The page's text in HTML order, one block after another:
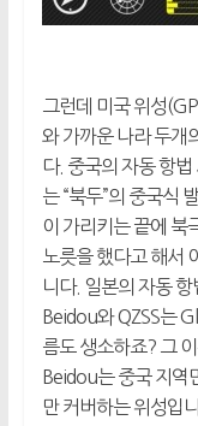
그런데 미국 위성
와 가까운 나라 두개
다. 중국의 자동 항
는 “북두”의 중국식
이 가리키는 끝에 북
노릇을 했다고 해서
니다. 일본의 자동 항
Beidou와 QZSS는
름도 생소하죠? 그
Beidou는 중국 지역
만 커버하는 위성입